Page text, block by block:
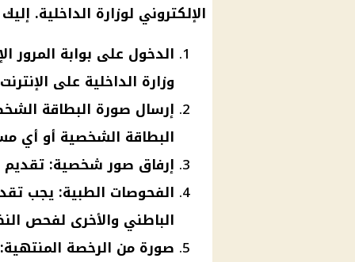
الإلكتروني لوزارة الداخلية.
الدخول على بوابة المرور
وزارة الداخلية على
إرسال صورة البطاقة
البطاقة الشخصية أو أي
إرفاق صور شخصية: تقديم 3 صور شخصية حديثة ذات خلفية بيضاء.
الفحوصات الطبية: يجب
الباطني والأخرى لفحص
صورة من الرخصة